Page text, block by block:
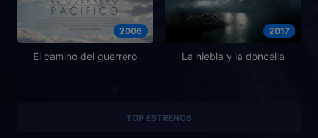
2006
El camino del guerrero
2017
La niebla y la doncella
TOP ESTRENOS